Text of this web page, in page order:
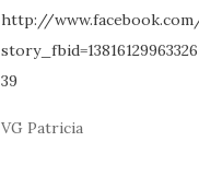
http://
39
VG Patricia